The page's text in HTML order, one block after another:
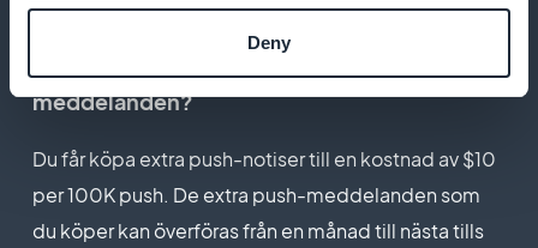
Deny
meddelanden?
Du får köpa extra push-notiser till en kostnad av $10
per 100K push. De extra push-meddelanden som
du köper kan överföras från en månad till nästa tills